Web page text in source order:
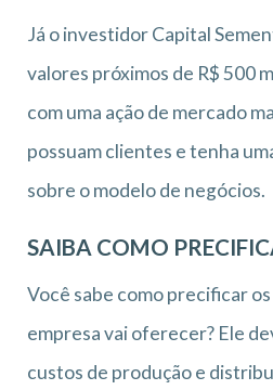
Já o investidor Capital
valores próximos de R$ 500
com uma ação de mercado
possuam clientes e tenha
sobre o modelo de negócios.
SAIBA COMO
Você sabe como precificar
empresa vai oferecer? Ele
custos de produção e